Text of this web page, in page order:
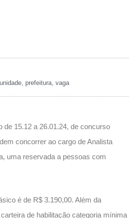
, prefeitura, vaga
15.12 a 26.01.24, de concurso
concorrer ao cargo de Analista
uma reservada a pessoas com
é de R$ 3.190,00. Além da
de habilitação categoria mínima